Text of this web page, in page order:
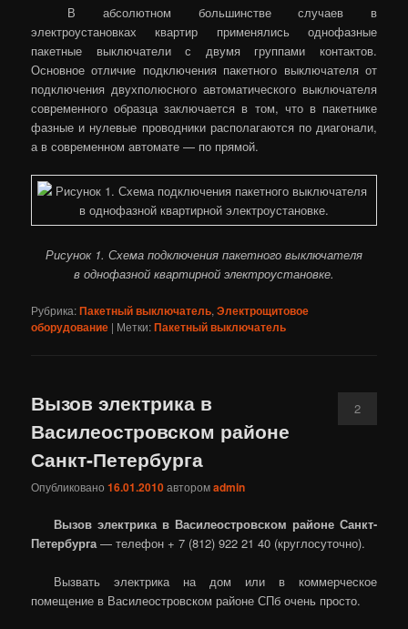
В абсолютном большинстве случаев в
электроустановках квартир применялись однофазные
пакетные выключатели с двумя группами контактов.
Основное отличие подключения пакетного выключателя от
подключения двухполюсного автоматического выключателя
современного образца заключается в том, что в пакетнике
фазные и нулевые проводники располагаются по диагонали,
а в современном автомате — по прямой.
Рисунок 1. Схема подключения пакетного выключателя
в однофазной квартирной электроустановке.
Рубрика:Пакетный выключатель,Электрощитовое
оборудование | Метки:Пакетный выключатель
Вызов электрика в
Василеостровском районе
Санкт-Петербурга
Опубликовано16.01.2010авторомadmin
2
Вызов электрика в Василеостровском районе Санкт-
Петербурга— телефон + 7 (812) 922 21 40 (круглосуточно).
Вызвать электрика на дом или в коммерческое
помещение в Василеостровском районе СПб очень просто.